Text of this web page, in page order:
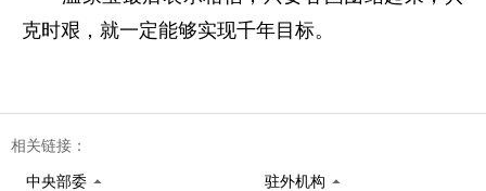
克时艰，就一定能够实现千年目标。
相关链接：
中央部委 驻外机构